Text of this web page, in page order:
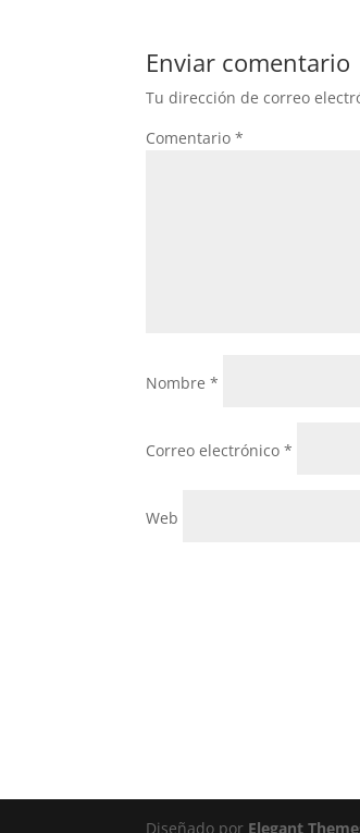
Enviar comentario
Tu dirección de correo
Comentario*
Nombre*
Correo electrónico*
Web
Diseñado por Elegant